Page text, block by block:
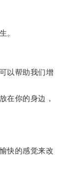
。
以帮助我们增
你的身边，
快的感觉来改